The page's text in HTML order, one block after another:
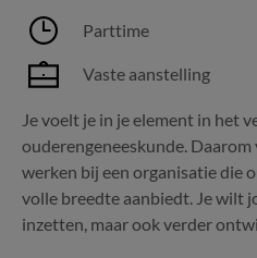
Parttime
Vaste aanstelling
Je voelt je in je element in het
ouderengeneeskunde.
werken bij een organisatie die
volle breedte aanbiedt. Je wilt
inzetten, maar ook verder